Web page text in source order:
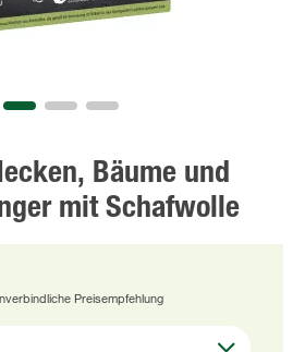
Bäume und
mit Schafwolle
Preisempfehlung